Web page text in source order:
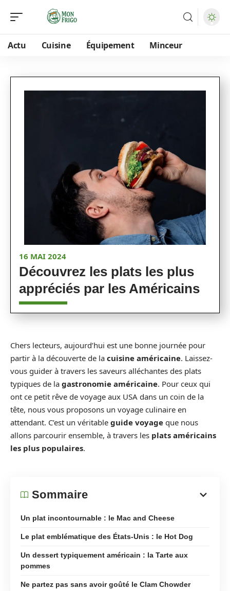
Actu Cuisine Équipement Minceur
16 MAI 2024
Découvrez les plats les plus
appréciés par les Américains
Chers lecteurs, aujourd’hui est une bonne journée pour
partir à la découverte de la cuisine américaine. Laissez-
vous guider à travers les saveurs alléchantes des plats
typiques de la gastronomie américaine. Pour ceux qui
ont ce petit rêve de voyage aux USA dans un coin de la
tête, nous vous proposons un voyage culinaire en
attendant. C’est un véritable guide voyage que nous
allons parcourir ensemble, à travers les plats américains
les plus populaires.
Sommaire
Un plat incontournable : le Mac and Cheese
Le plat emblématique des États-Unis : le Hot Dog
Un dessert typiquement américain : la Tarte aux
pommes
Ne partez pas sans avoir goûté le Clam Chowder